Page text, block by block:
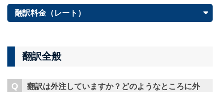
翻訳料金（レート）
翻訳全般
翻訳は外注していますか？どのようなところに外